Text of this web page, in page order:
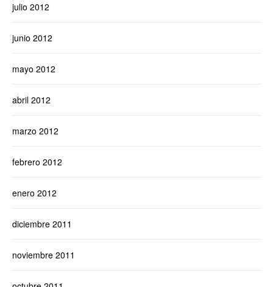
julio 2012
junio 2012
mayo 2012
abril 2012
marzo 2012
febrero 2012
enero 2012
diciembre 2011
noviembre 2011